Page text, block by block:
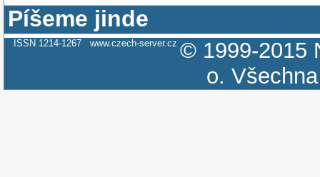
Píšeme jinde
ISSN 1214-1267 www.czech-server.cz © 1999-2015
o.